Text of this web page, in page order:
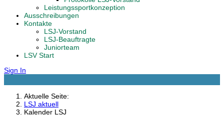
Leistungssportkonzeption
Ausschreibungen
Kontakte
LSJ-Vorstand
LSJ-Beauftragte
Juniorteam
LSV Start
Sign In
Aktuelle Seite:
LSJ aktuell
Kalender LSJ